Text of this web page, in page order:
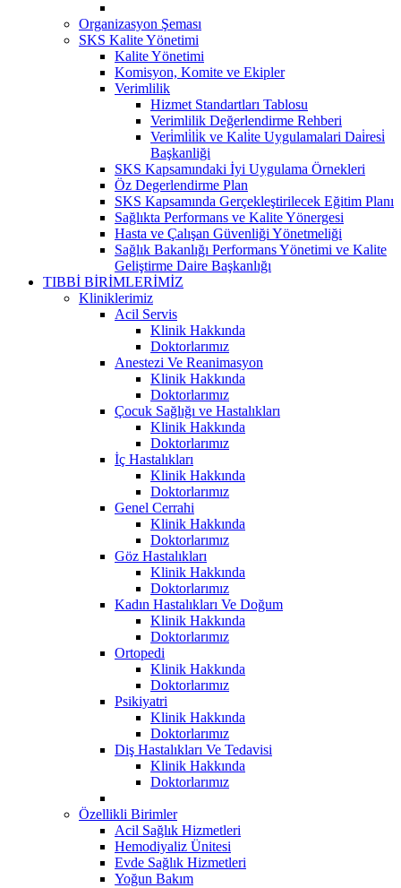
Organizasyon Şeması
SKS Kalite Yönetimi
Kalite Yönetimi
Komisyon, Komite ve Ekipler
Verimlilik
Hizmet Standartları Tablosu
Verimlilik Değerlendirme Rehberi
Veri̇mli̇li̇k ve Kali̇te Uygulamalari Dai̇resi̇
Başkanliği
SKS Kapsamındaki İyi Uygulama Örnekleri
Öz Degerlendirme Plan
SKS Kapsamında Gerçekleştirilecek Eğitim Planı
Sağlıkta Performans ve Kalite Yönergesi
Hasta ve Çalışan Güvenliği Yönetmeliği
Sağlık Bakanlığı Performans Yönetimi ve Kalite
Geliştirme Daire Başkanlığı
TIBBİ BİRİMLERİMİZ
Kliniklerimiz
Acil Servis
Klinik Hakkında
Doktorlarımız
Anestezi Ve Reanimasyon
Klinik Hakkında
Doktorlarımız
Çocuk Sağlığı ve Hastalıkları
Klinik Hakkında
Doktorlarımız
İç Hastalıkları
Klinik Hakkında
Doktorlarımız
Genel Cerrahi
Klinik Hakkında
Doktorlarımız
Göz Hastalıkları
Klinik Hakkında
Doktorlarımız
Kadın Hastalıkları Ve Doğum
Klinik Hakkında
Doktorlarımız
Ortopedi
Klinik Hakkında
Doktorlarımız
Psikiyatri
Klinik Hakkında
Doktorlarımız
Diş Hastalıkları Ve Tedavisi
Klinik Hakkında
Doktorlarımız
Özellikli Birimler
Acil Sağlık Hizmetleri
Hemodiyaliz Ünitesi
Evde Sağlık Hizmetleri
Yoğun Bakım